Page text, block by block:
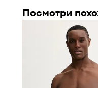
Посмотри